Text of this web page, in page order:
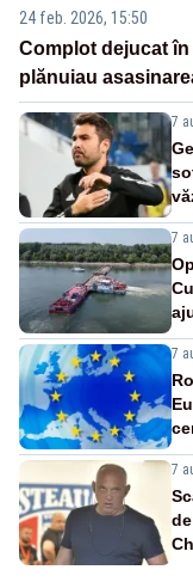
24 feb. 2026, 15:50
Complot dejucat
plănuiau
7
7
7
7